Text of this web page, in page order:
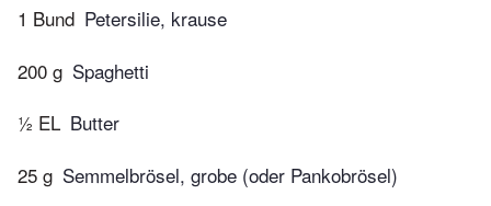
1 Bund Petersilie, krause
200 g Spaghetti
½ EL Butter
25 g Semmelbrösel, grobe (oder Pankobrösel)